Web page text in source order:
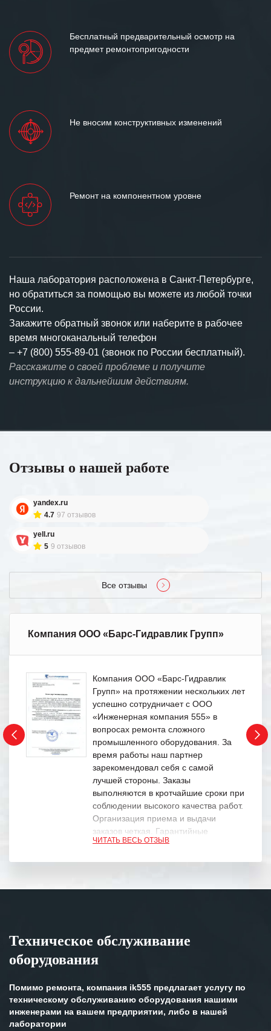
Бесплатный предварительный осмотр на
предмет ремонтопригодности
Не вносим конструктивных изменений
Ремонт на компонентном уровне
Наша лаборатория расположена в Санкт-Петербурге,
но обратиться за помощью вы можете из любой точки
России.
Закажите обратный звонок или наберите в рабочее
время многоканальный телефон
– +7 (800) 555-89-01 (звонок по России бесплатный).
Расскажите о своей проблеме и получите
инструкцию к дальнейшим действиям.
Отзывы о нашей работе
yandex.ru
4.7 97 отзывов
yell.ru
5 9 отзывов
Все отзывы
Компания ООО «Барс-Гидравлик Групп»
Компания ООО «Барс-Гидравлик
Групп» на протяжении нескольких лет
успешно сотрудничает с ООО
«Инженерная компания 555» в
вопросах ремонта сложного
промышленного оборудования. За
время работы наш партнер
зарекомендовал себя с самой
лучшей стороны. Заказы
выполняются в кротчайшие сроки при
соблюдении высокого качества работ.
Организация приема и выдачи
заказов четкая. Гарантийные
обязательства выполняются в
Особенно хочется отметить высокую
клиентоориентированность
готовность помочь в самых сложных
Мы высоко ценим сложившиеся
ЧИТАТЬ ВЕСЬ ОТЗЫВ
Техническое обслуживание
оборудования
Помимо ремонта, компания ik555 предлагает услугу по
техническому обслуживанию оборудования нашими
инженерами на вашем предприятии, либо в нашей
лаборатории